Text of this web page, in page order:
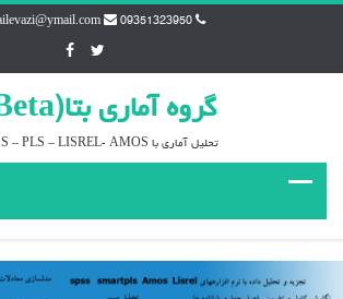
09351323950
گروه آماري بتا(Beta)
تحليل آماري با SPSS – PLS – LISREL- AMOS